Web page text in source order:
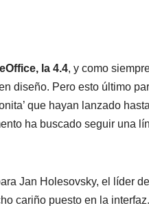
la 4.4, y como
diseño. Pero esto último
que hayan lanzado
ha buscado seguir una
Jan Holesovsky, el líder
cariño puesto en la